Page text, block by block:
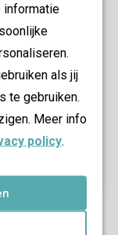
informatie
als jij
te gebruiken.
Meer info
policy.